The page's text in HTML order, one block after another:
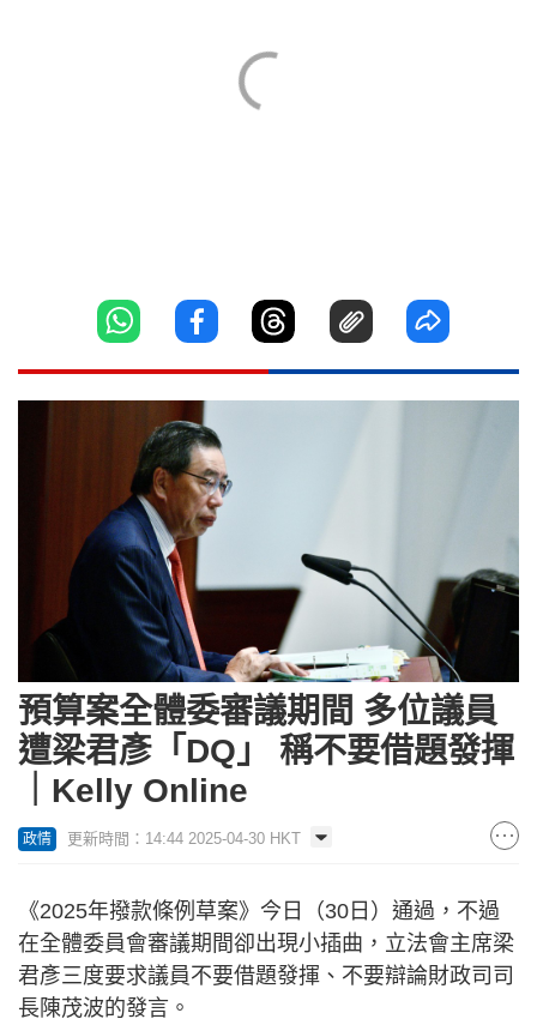
預算案全體委審議期間 多位議員
遭梁君彥「DQ」 稱不要借題發揮
｜Kelly Online
政情 更新時間：14:44 2025-04-30 HKT
《2025年撥款條例草案》今日（30日）通過，不過
在全體委員會審議期間卻出現小插曲，立法會主席梁
君彥三度要求議員不要借題發揮、不要辯論財政司司
長陳茂波的發言。